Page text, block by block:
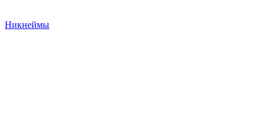
Никнеймы